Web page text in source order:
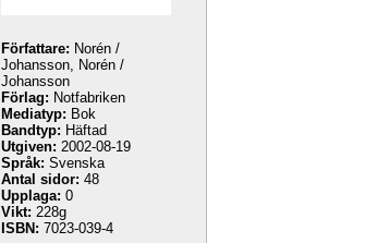
Författare: Norén /
Johansson, Norén /
Johansson
Förlag: Notfabriken
Mediatyp: Bok
Bandtyp: Häftad
Utgiven: 2002-08-19
Språk: Svenska
Antal sidor: 48
Upplaga: 0
Vikt: 228g
ISBN: 7023-039-4